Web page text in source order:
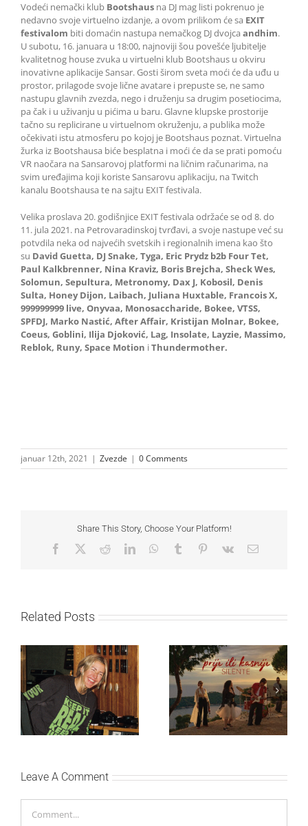
Vodeći nemački klub Bootshaus na DJ mag listi pokrenuo je
nedavno svoje virtuelno izdanje, a ovom prilikom će sa EXIT
festivalom biti domaćin nastupa nemačkog DJ dvojca andhim.
U subotu, 16. januara u 18:00, najnoviji šou povešće ljubitelje
kvalitetnog house zvuka u virtuelni klub Bootshaus u okviru
inovativne aplikacije Sansar. Gosti širom sveta moći će da uđu u
prostor, prilagode svoje lične avatare i prepuste se, ne samo
nastupu glavnih zvezda, nego i druženju sa drugim posetiocima,
pa čak i u uživanju u pićima u baru. Glavne klupske prostorije
tačno su replicirane u virtuelnom okruženju, a publika može
očekivati istu atmosferu po kojoj je Bootshaus poznat. Virtuelna
žurka iz Bootshausa biće besplatna i moći će da se prati pomoću
VR naočara na Sansarovoj platformi na ličnim računarima, na
svim uređajima koji koriste Sansarovu aplikaciju, na Twitch
kanalu Bootshausa te na sajtu EXIT festivala.
Velika proslava 20. godišnjice EXIT festivala održaće se od 8. do
11. jula 2021. na Petrovaradinskoj tvrđavi, a svoje nastupe već su
potvdila neka od najvećih svetskih i regionalnih imena kao što
su David Guetta, DJ Snake, Tyga, Eric Prydz b2b Four Tet,
Paul Kalkbrenner, Nina Kraviz, Boris Brejcha, Sheck Wes,
Solomun, Sepultura, Metronomy, Dax J, Kobosil, Denis
Sulta, Honey Dijon, Laibach, Juliana Huxtable, Francois X,
999999999 live, Onyvaa, Monosaccharide, Bokee, VTSS,
SPFDJ, Marko Nastić, After Affair, Kristijan Molnar, Bokee,
Coeus, Goblini, Ilija Djoković, Lag, Insolate, Layzie, Massimo,
Reblok, Runy, Space Motion iThundermother.
januar 12th, 2021 | Zvezde | 0 Comments
Share This Story, Choose Your Platform!
Facebook RedditLinkedInWhatsApp
Tumblr Pinterest
Vk Email
Related Posts
Ellie Goulding otkriva
nežniju stranu novim
singlom „4 Seasons“
Silente objavio novi
singl “Prije ili kasnije”
Leave A Comment